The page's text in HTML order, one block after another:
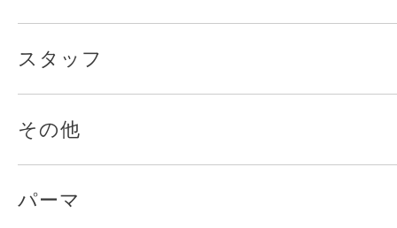
スタッフ
その他
パーマ